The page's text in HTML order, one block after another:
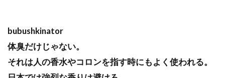
bubushkinator
体臭だけじゃない。
それは人の香水やコロンを指す時にもよく使われる。